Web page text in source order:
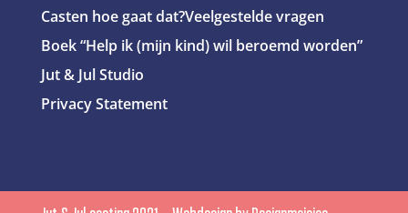
Casten hoe gaat dat?Veelgestelde vragen
Boek “Help ik (mijn kind) wil beroemd worden”
Jut & Jul Studio
Privacy Statement